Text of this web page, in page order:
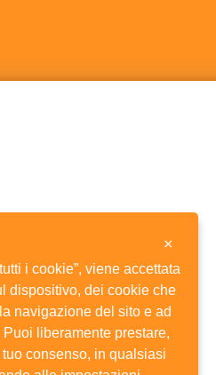
×
i cookie”, viene accettata
dispositivo, dei cookie che
navigazione del sito e ad
liberamente prestare,
consenso, in qualsiasi